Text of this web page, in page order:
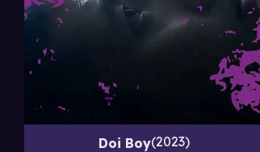
Doi Boy 2023